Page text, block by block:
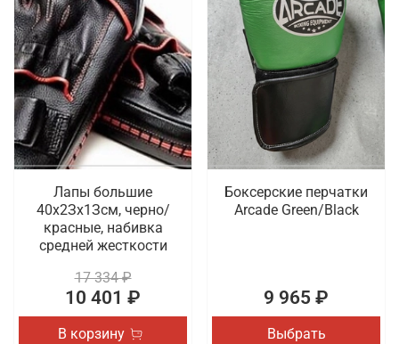
Лапы большие
40х2Зх1Зсм, черно/
красные, набивка
средней жесткости
17 334 ₽
10 401 ₽
В корзину
Боксерские перчатки
Arcade Green/Black
9 965 ₽
Выбрать